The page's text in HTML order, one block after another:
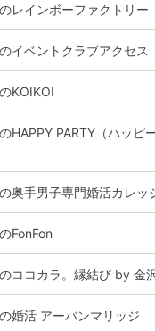
レインボーファクトリー
イベントクラブアクセス
KOIKOI
HAPPY PARTY（ハッピ
奥手男子専門婚活カレッ
FonFon
ココカラ。縁結び by 金
婚活 アーバンマリッジ